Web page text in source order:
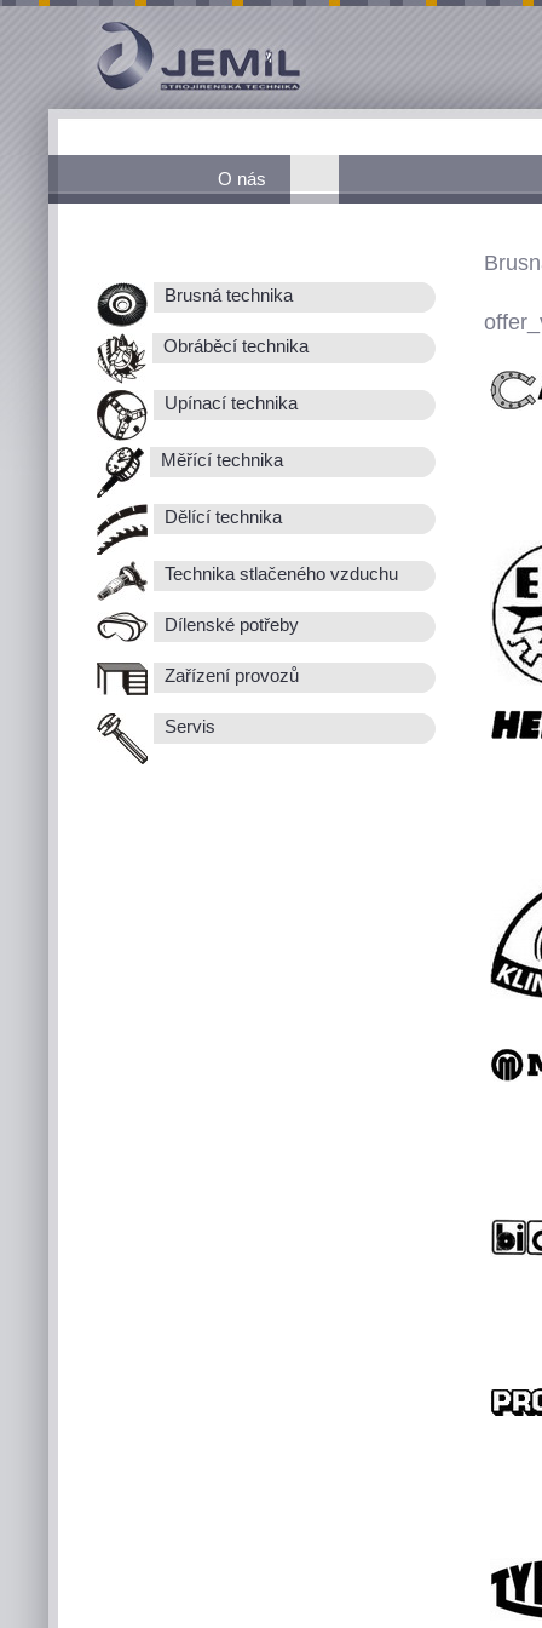
O nás
Brusná technika
Obráběcí technika
Upínací technika
Měřící technika
Dělící technika
Technika stlačeného vzduchu
Dílenské potřeby
Zařízení provozů
Servis